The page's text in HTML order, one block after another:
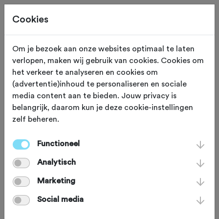
OVERIG Gewijzigd op 31 maart 2026
Veiliger inloggen op
Fietssport
Omdat hackers steeds vaker
persoonsgegevens buitmaken bij
bedrijven – zoals laatst bij Odido –
hebben we het inloggen op Fietssport
Cookies
Om je bezoek aan onze websites optimaal te laten
verlopen, maken wij gebruik van cookies. Cookies om
het verkeer te analyseren en cookies om
(advertentie)inhoud te personaliseren en sociale
media content aan te bieden. Jouw privacy is
belangrijk, daarom kun je deze cookie-instellingen
zelf beheren.
Functioneel
Analytisch
Marketing
Social media